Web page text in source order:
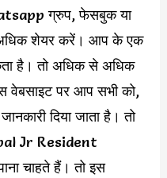
ग्रुप, फेसबुक या
शेयर करें। आप के एक
है। तो अधिक से अधिक
वेबसाइट पर आप सभी को,
दिया जाता है। तो
Jr Resident
चाहते हैं। तो इस